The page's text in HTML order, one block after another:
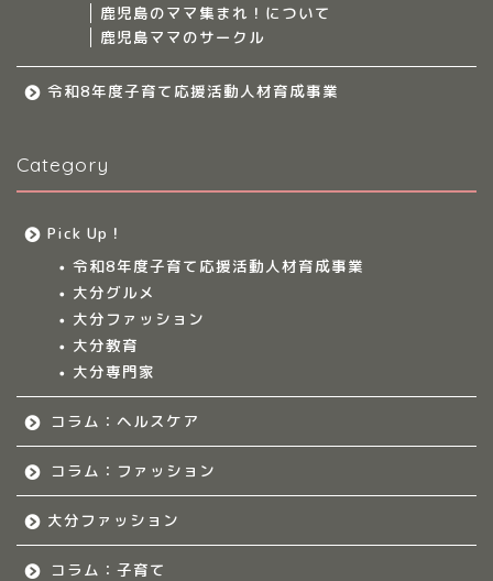
鹿児島のママ集まれ！について
鹿児島ママのサークル
令和8年度子育て応援活動人材育成事業
Category
Pick Up！
令和8年度子育て応援活動人材育成事業
大分グルメ
大分ファッション
大分教育
大分専門家
コラム：ヘルスケア
コラム：ファッション
大分ファッション
コラム：子育て
九州のママ集まれ！
大分のママ集まれ！
福岡のママ集まれ！につ